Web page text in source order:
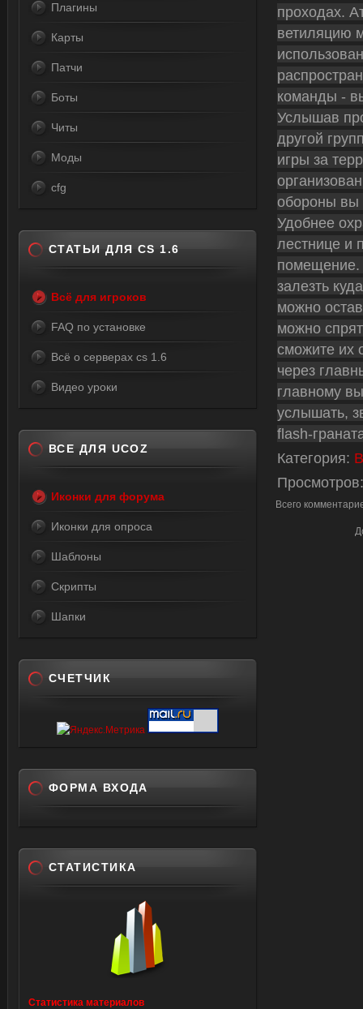
проходах.
ветиляцию
команды -
Услышав
другой
игры за
обороны вы
Удобнее
лестнице и
помещение.
залезть
можно
можно
сможите их
через
главному
услышать,
flash-
Категория:
Просмотров
Всего
Плагины
Карты
Патчи
Боты
Читы
Моды
cfg
СТАТЬИ ДЛЯ CS 1.6
Всё для игроков
FAQ по установке
Всё о серверах cs 1.6
Видео уроки
ВСЕ ДЛЯ UCOZ
Иконки для форума
Иконки для опроса
Шаблоны
Скрипты
Шапки
СЧЕТЧИК
ФОРМА ВХОДА
СТАТИСТИКА
Статистика материалов